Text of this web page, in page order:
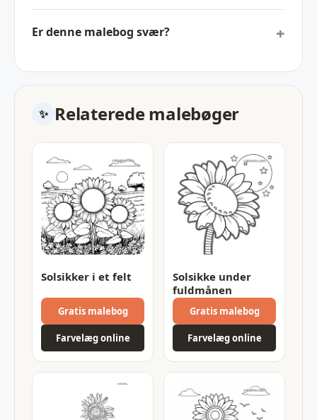
Er denne malebog svær?
Relaterede malebøger
Solsikker i et felt
Gratis malebog
Farvelæg online
Solsikke under
fuldmånen
Gratis malebog
Farvelæg online